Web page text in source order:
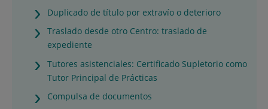
Duplicado de título por extravío o deterioro
Traslado desde otro Centro: traslado de
expediente
Tutores asistenciales: Certificado Supletorio como
Tutor Principal de Prácticas
Compulsa de documentos